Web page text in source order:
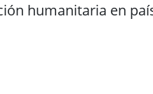
humanitaria en